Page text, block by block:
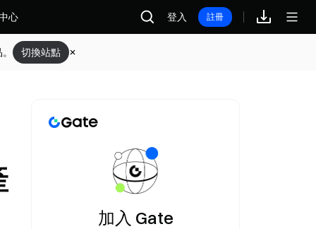
心 登入 註冊
切換站點
加入 Gate